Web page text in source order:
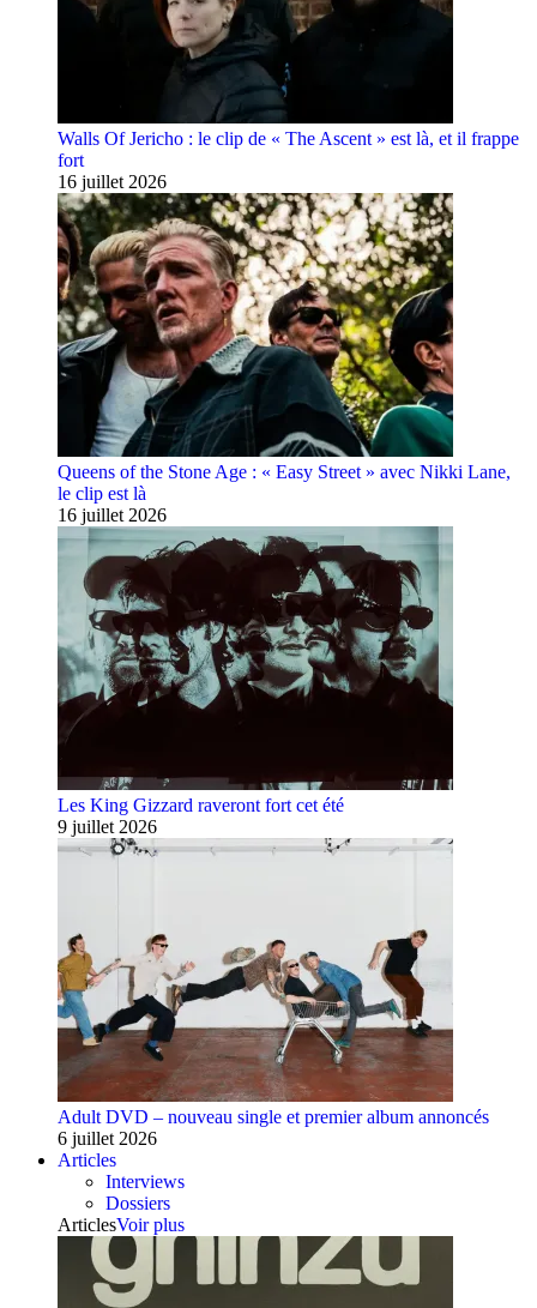
Walls Of Jericho : le clip de « The Ascent » est là, et il frappe
fort
16 juillet 2026
Queens of the Stone Age : « Easy Street » avec Nikki Lane,
le clip est là
16 juillet 2026
Les King Gizzard raveront fort cet été
9 juillet 2026
Adult DVD – nouveau single et premier album annoncés
6 juillet 2026
Articles
Interviews
Dossiers
ArticlesVoir plus